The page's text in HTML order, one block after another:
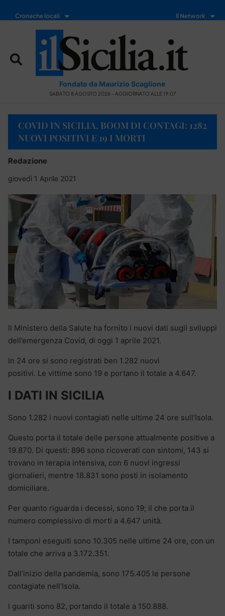
Cronache locali Il Network
Fondato da Maurizio Scaglione
SABATO 8 AGOSTO 2026 - AGGIORNATO ALLE 19:07
COVID IN SICILIA, BOOM DI CONTAGI: 1282
NUOVI POSITIVI E 19 I MORTI
Redazione
giovedì 1 Aprile 2021
Il Ministero della Salute ha fornito i nuovi dati sugli sviluppi
dell’emergenza Covid, di oggi 1 aprile 2021.
In 24 ore si sono registrati ben 1.282 nuovi
positivi. Le vittime sono 19 e portano il totale a 4.647.
I DATI IN SICILIA
Sono 1.282 i nuovi contagiati nelle ultime 24 ore sull’Isola.
Questo porta il totale delle persone attualmente positive a
19.870. Di questi: 896 sono ricoverati con sintomi, 143 si
trovano in terapia intensiva, con 6 nuovi ingressi
giornalieri, mentre 18.831 sono posti in isolamento
domiciliare.
Per quanto riguarda i decessi, sono 19; il che porta il
numero complessivo di morti a 4.647 unità.
I tamponi eseguiti sono 10.305 nelle ultime 24 ore, con un
totale che arriva a 3.172.351.
Dall’inizio della pandemia, sono 175.405 le persone
contagiate nell’Isola.
I guariti sono 82, portando il totale a 150.888.